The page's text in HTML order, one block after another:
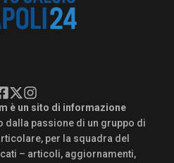
è un sito di informazione
dalla passione di un gruppo di
per la squadra del
– articoli, aggiornamenti,